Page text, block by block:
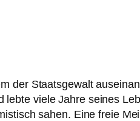
der Staatsgewalt
viele Jahre seines
sahen. Eine freie